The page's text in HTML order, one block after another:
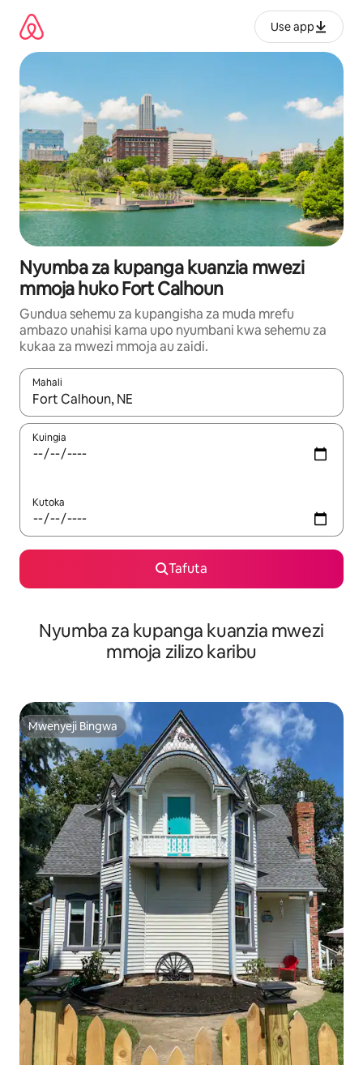
kwenda
kwenye
maudhui
Use app
Nyumba za kupanga kuanzia mwezi
mmoja huko Fort Calhoun
Gundua sehemu za kupangisha za muda mrefu
ambazo unahisi kama upo nyumbani kwa sehemu za
kukaa za mwezi mmoja au zaidi.
Mahali
Wakati matokeo yanapatikana, vinjari kwa kutumia vitufe vya
Kuingia
Kutoka
Tafuta
Nyumba za kupanga kuanzia mwezi
mmoja zilizo karibu
Mwenyeji Bingwa
Mwenyeji Bingwa